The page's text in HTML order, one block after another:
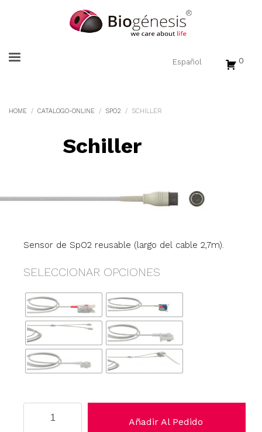
0
HOME CATALOGO-ONLINE SPO2 SCHILLER
Schiller
Sensor de SpO2 reusable (largo del cable 2,7m).
SELECCIONAR OPCIONES
Añadir Al Pedido